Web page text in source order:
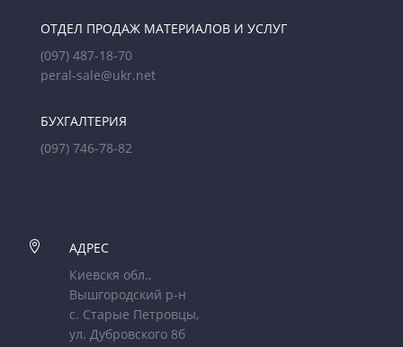
ОТДЕЛ ПРОДАЖ МАТЕРИАЛОВ И УСЛУГ
(097) 487-18-70
peral-sale@ukr.net
БУХГАЛТЕРИЯ
(097) 746-78-82

АДРЕС
Киевскя обл.,
Вышгородский р-н
с. Старые Петровцы,
ул. Дубровского 8б